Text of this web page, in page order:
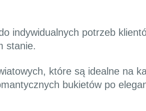
indywidualnych potrzeb
stanie.
które są idealne na
bukietów po